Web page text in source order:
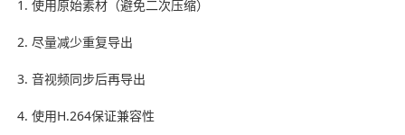
使用原始素材（避免二次压缩）
尽量减少重复导出
音视频同步后再导出
使用H.264保证兼容性